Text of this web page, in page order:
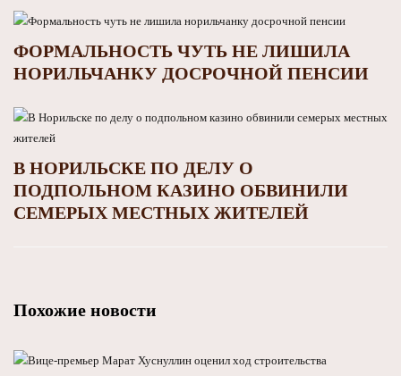
ФОРМАЛЬНОСТЬ ЧУТЬ НЕ ЛИШИЛА
НОРИЛЬЧАНКУ ДОСРОЧНОЙ ПЕНСИИ
В НОРИЛЬСКЕ ПО ДЕЛУ О
ПОДПОЛЬНОМ КАЗИНО ОБВИНИЛИ
СЕМЕРЫХ МЕСТНЫХ ЖИТЕЛЕЙ
Похожие новости